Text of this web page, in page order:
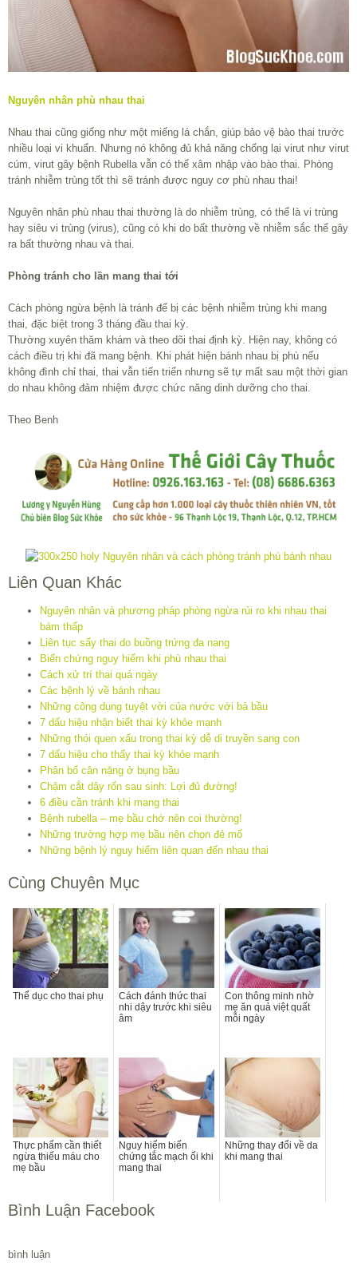
Nguyên nhân phù nhau thai
Nhau thai cũng giống như một miếng lá chắn, giúp bảo vệ bào thai trước
nhiều loại vi khuẩn. Nhưng nó không đủ khả năng chống lại virut như virut
cúm, virut gây bệnh Rubella vẫn có thể xâm nhập vào bào thai. Phòng
tránh nhiễm trùng tốt thì sẽ tránh được nguy cơ phù nhau thai!
Nguyên nhân phù nhau thai thường là do nhiễm trùng, có thể là vi trùng
hay siêu vi trùng (virus), cũng có khi do bất thường về nhiễm sắc thể gây
ra bất thường nhau và thai.
Phòng tránh cho lần mang thai tới
Cách phòng ngừa bệnh là tránh để bị các bệnh nhiễm trùng khi mang
thai, đặc biệt trong 3 tháng đầu thai kỳ.
Thường xuyên thăm khám và theo dõi thai định kỳ. Hiện nay, không có
cách điều trị khi đã mang bệnh. Khi phát hiện bánh nhau bị phù nếu
không đình chỉ thai, thai vẫn tiến triển nhưng sẽ tự mất sau một thời gian
do nhau không đảm nhiệm được chức năng dinh dưỡng cho thai.
Theo Benh
Liên Quan Khác
Nguyên nhân và phương pháp phòng ngừa rủi ro khi nhau thai
bám thấp
Liên tục sẩy thai do buồng trứng đa nang
Biến chứng nguy hiểm khi phù nhau thai
Cách xử trí thai quá ngày
Các bệnh lý về bánh nhau
Những công dụng tuyệt vời của nước với bà bầu
7 dấu hiệu nhận biết thai kỳ khỏe mạnh
Những thói quen xấu trong thai kỳ dễ di truyền sang con
7 dấu hiệu cho thấy thai kỳ khỏe mạnh
Phân bổ cân nặng ở bụng bầu
Chậm cắt dây rốn sau sinh: Lợi đủ đường!
6 điều cần tránh khi mang thai
Bệnh rubella – mẹ bầu chớ nên coi thường!
Những trường hợp mẹ bầu nên chọn đẻ mổ
Những bệnh lý nguy hiểm liên quan đến nhau thai
Cùng Chuyên Mục
Thể dục cho thai phụ
Cách đánh thức thai
nhi dậy trước khi siêu
âm
Con thông minh nhờ
mẹ ăn quả việt quất
mỗi ngày
Thực phẩm cần thiết
ngừa thiếu máu cho
mẹ bầu
Nguy hiểm biến
chứng tắc mạch ối khi
mang thai
Những thay đổi về da
khi mang thai
Bình Luận Facebook
bình luận